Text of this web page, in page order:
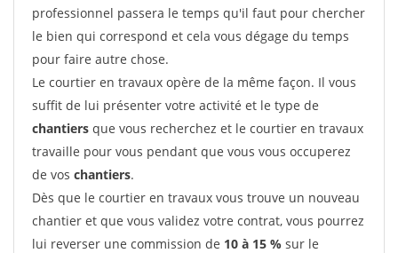
professionnel passera le temps qu'il faut pour chercher
le bien qui correspond et cela vous dégage du temps
pour faire autre chose.
Le courtier en travaux opère de la même façon. Il vous
suffit de lui présenter votre activité et le type de
chantiers que vous recherchez et le courtier en travaux
travaille pour vous pendant que vous vous occuperez
de vos chantiers.
Dès que le courtier en travaux vous trouve un nouveau
chantier et que vous validez votre contrat, vous pourrez
lui reverser une commission de 10 à 15 % sur le